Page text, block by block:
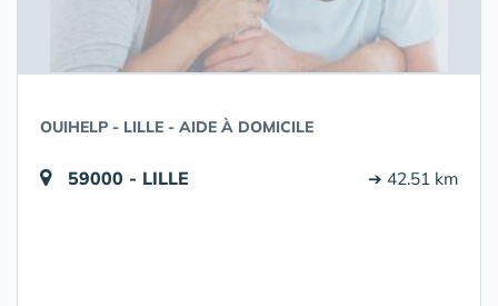
OUIHELP - LILLE - AIDE À DOMICILE
59000 - LILLE ➔ 42.51 km